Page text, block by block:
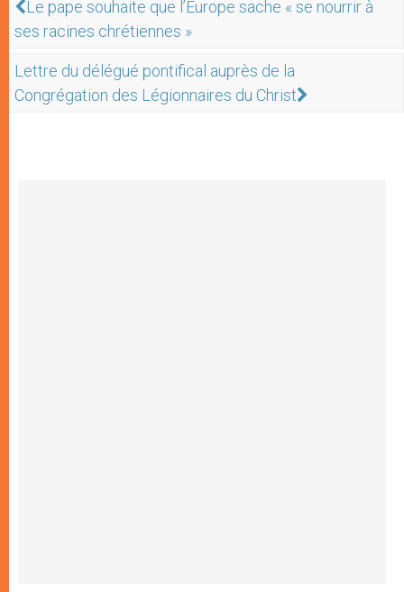
Le pape souhaite que l’Europe sache « se nourrir à
ses racines chrétiennes »
Lettre du délégué pontifical auprès de la
Congrégation des Légionnaires du Christ